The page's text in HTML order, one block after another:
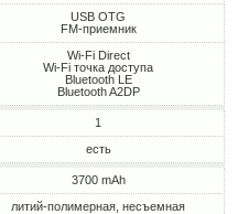
USB OTG
FM-приемник
Wi-Fi Direct
Wi-Fi точка доступа
Bluetooth LE
Bluetooth A2DP
1
есть
3700 mAh
литий-полимерная, несъемная